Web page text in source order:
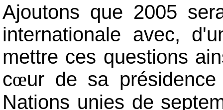
Ajoutons que 2005
internationale avec,
mettre ces questions
cœur de sa
Nations unies de